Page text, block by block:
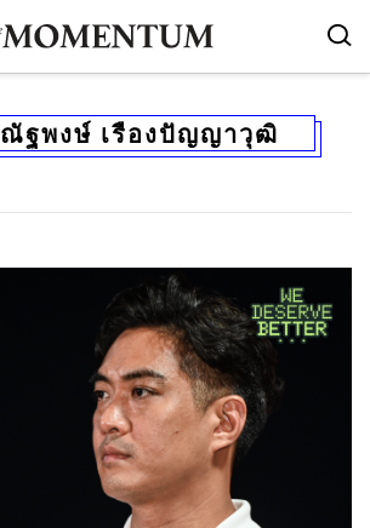
ณัฐพงษ์ เรืองปัญญาวุฒิ